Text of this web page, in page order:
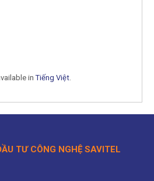
inTiếng Việt.
TƯ CÔNG NGHỆ SAVITEL